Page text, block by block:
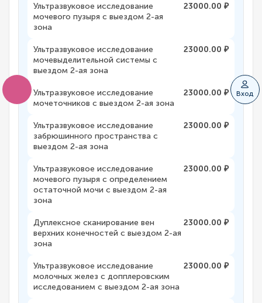
Вход
Ультразвуковое исследование
мочевого пузыря с выездом 2-ая
зона
23000.00 ₽
Ультразвуковое исследование
мочевыделительной системы с
выездом 2-ая зона
23000.00 ₽
Ультразвуковое исследование
мочеточников с выездом 2-ая зона
23000.00 ₽
Ультразвуковое исследование
забрюшинного пространства с
выездом 2-ая зона
23000.00 ₽
Ультразвуковое исследование
мочевого пузыря с определением
остаточной мочи с выездом 2-ая
зона
23000.00 ₽
Дуплексное сканирование вен
верхних конечностей с выездом 2-ая
зона
23000.00 ₽
Ультразвуковое исследование
молочных желез с допплеровским
исследованием с выездом 2-ая зона
23000.00 ₽